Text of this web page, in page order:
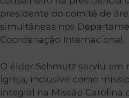
presidente do comitê de
simultâneas nos
Coordenação Internacional.
O élder Schmutz serviu em
Igreja, inclusive como
integral na Missão Carolina